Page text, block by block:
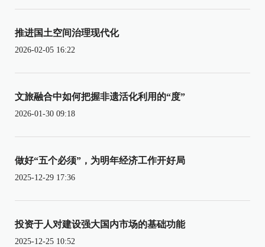
推进国土空间治理现代化
2026-02-05 16:22
文旅融合中如何把握非遗活化利用的“度”
2026-01-30 09:18
做好“五个必须”，为明年经济工作开好局
2025-12-29 17:36
投资于人对建设强大国内市场的基础功能
2025-12-25 10:52